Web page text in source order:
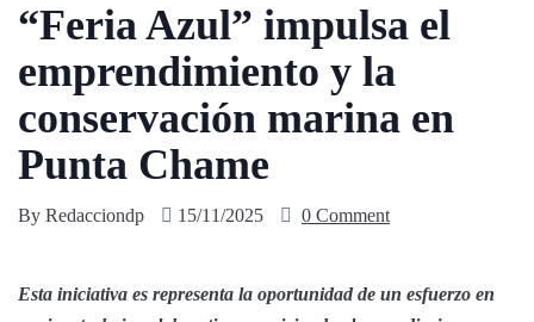
“Feria Azul” impulsa el
emprendimiento y la
conservación marina en
Punta Chame
By Redacciondp 15/11/2025 0 Comment
Esta iniciativa es representa la oportunidad de un esfuerzo en